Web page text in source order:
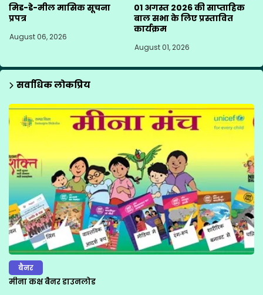
मिड-डे-मील मासिक सूचना
प्रपत्र
August 06, 2026
01 अगस्त 2026 की साप्ताहिक
बाल सभा के लिए प्रस्तावित
कार्यक्रम
August 01, 2026
सर्वाधिक लोकप्रिय
बैनर
मीना कक्ष बैनर डाउनलोड